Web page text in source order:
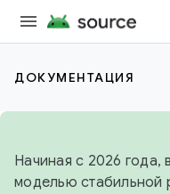
ДОКУМЕНТАЦИЯ
Начиная с 2026 года,
моделью стабильной